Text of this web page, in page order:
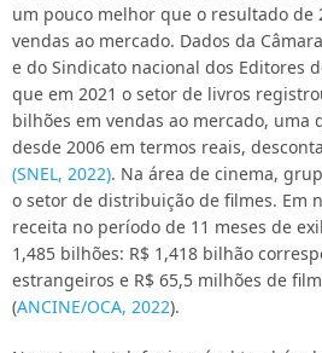
um pouco melhor que o resultado de
vendas ao mercado. Dados da
e do Sindicato nacional dos Editores
que em 2021 o setor de livros
bilhões em vendas ao mercado, uma
desde 2006 em termos reais,
(SNEL, 2022). Na área de cinema,
o setor de distribuição de filmes. Em
receita no período de 11 meses de
1,485 bilhões: R$ 1,418 bilhão
estrangeiros e R$ 65,5 milhões de
(ANCINE/OCA, 2022).